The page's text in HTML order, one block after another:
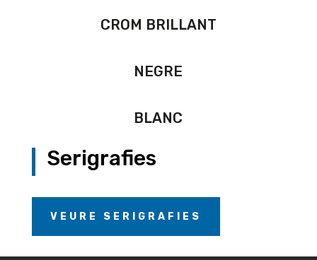
CROM BRILLANT
NEGRE
BLANC
Serigrafies
VEURE SERIGRAFIES